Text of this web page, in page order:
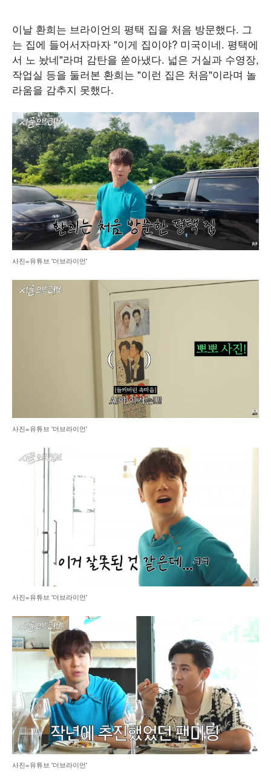
이날 환희는 브라이언의 평택 집을 처음 방문했다. 그
는 집에 들어서자마자 "이게 집이야? 미국이네. 평택에
서 노 놨네"라며 감탄을 쏟아냈다. 넓은 거실과 수영장,
작업실 등을 둘러본 환희는 "이런 집은 처음"이라며 놀
라움을 감추지 못했다.
사진=유튜브 '더브라이언'
사진=유튜브 '더브라이언'
사진=유튜브 '더브라이언'
사진=유튜브 '더브라이언'